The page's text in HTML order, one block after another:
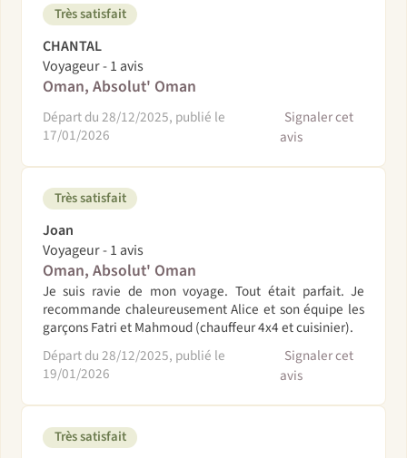
Très satisfait
CHANTAL
Voyageur - 1 avis
Oman, Absolut' Oman
Départ du 28/12/2025, publié le
17/01/2026
Signaler cet
avis
Très satisfait
Joan
Voyageur - 1 avis
Oman, Absolut' Oman
Je suis ravie de mon voyage. Tout était parfait. Je
recommande chaleureusement Alice et son équipe les
garçons Fatri et Mahmoud (chauffeur 4x4 et cuisinier).
Départ du 28/12/2025, publié le
19/01/2026
Signaler cet
avis
Très satisfait